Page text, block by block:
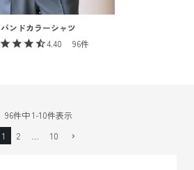
バンドカラーシャツ
4.40
96
96件中 1-10件表示
1
2 10